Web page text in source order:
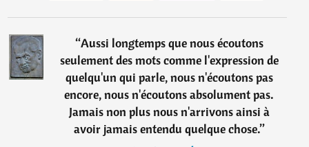
“Aussi longtemps que nous écoutons
seulement des mots comme l'expression de
quelqu'un qui parle, nous n'écoutons pas
encore, nous n'écoutons absolument pas.
Jamais non plus nous n'arrivons ainsi à
avoir jamais entendu quelque chose.”